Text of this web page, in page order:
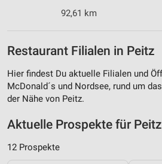
92,61 km
Restaurant Filialen in Peitz
Hier findest Du aktuelle Filialen und
McDonald´s und Nordsee, rund um
der Nähe von Peitz.
Aktuelle Prospekte für
12 Prospekte